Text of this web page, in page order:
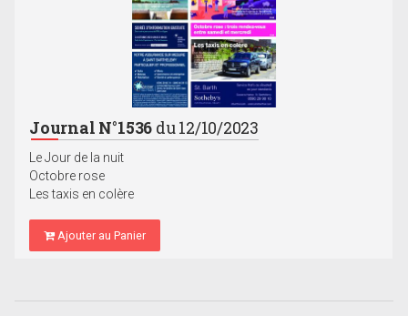
Journal N°1536 du 12/10/2023
Le Jour de la nuit
Octobre rose
Les taxis en colère
Ajouter au Panier